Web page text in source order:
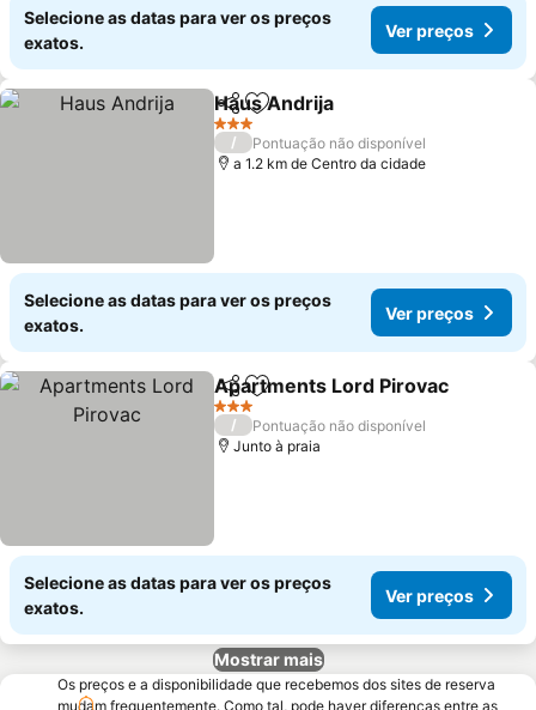
Selecione as datas para ver os preços
exatos.
Ver preços
PartilharAdicionar aos favoritos
Haus Andrija
3 Estrelas
/
Pontuação não disponível
a 1.2 km de Centro da cidade
Selecione as datas para ver os preços
exatos.
Ver preços
PartilharAdicionar aos favoritos
Apartments Lord Pirovac
3 Estrelas
/
Pontuação não disponível
Junto à praia
Selecione as datas para ver os preços
exatos.
Ver preços
Mostrar mais
Os preços e a disponibilidade que recebemos dos sites de reserva
mudam frequentemente. Como tal, pode haver diferenças entre as